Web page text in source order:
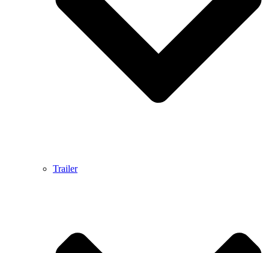
Trailer